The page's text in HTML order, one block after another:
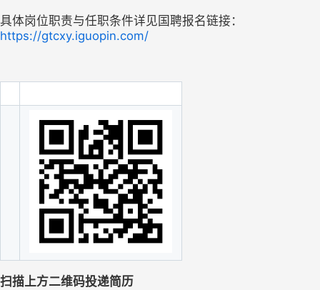
具体岗位职责与任职条件详见国聘报名链接：
https://gtcxy.iguopin.com/
扫描上方二维码投递简历